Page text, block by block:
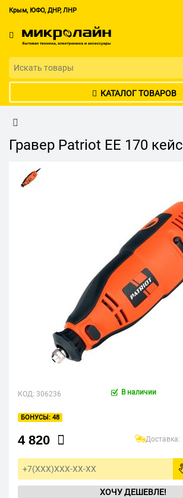
Крым, ЮФО, ДНР, ЛНР
КАТАЛОГ ТОВАРОВ
Гравер Patriot EE 170 кейс
КОД: 306236 В наличии
48
4 820 Доставка:
ХОЧУ ДЕШЕВЛЕ!